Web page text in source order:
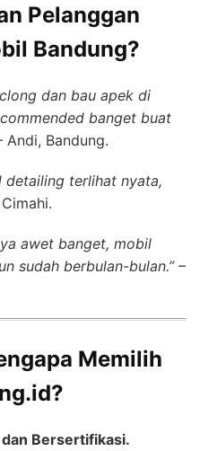
Pelanggan
Bandung?
dan bau apek di
banget buat
Andi, Bandung.
detailing terlihat nyata,
awet banget, mobil
sudah berbulan-bulan.”–
Memilih
Bersertifikasi.